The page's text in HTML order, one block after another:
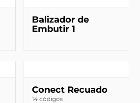
Balizador de
Embutir 1
Conect Recuado
14 códigos